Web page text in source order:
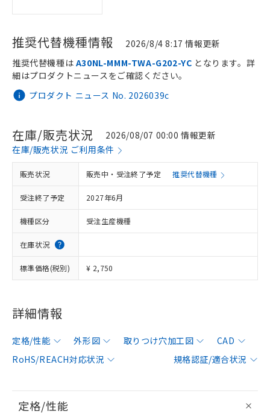
推奨代替機種情報 2026/8/4 8:17 情報更新
プロダクト ニュース No. 2026039c
推奨代替機種は A30NL-MMM-TWA-G202-YC となります。詳
細はプロダクトニュースをご確認ください。
在庫/販売状況
2026/08/07 00:00 情報更新
在庫/販売状況 ご利用条件
販売状況 販売中・受注終了予定 推奨代替機種
受注終了予定 2027年6月
機種区分 受注生産機種
在庫状況
標準価格(税別) ¥ 2,750
詳細情報
定格/性能 外形図 取りつけ穴加工図
CAD
RoHS/REACH対応状況
規格認証/適合状況
定格/性能